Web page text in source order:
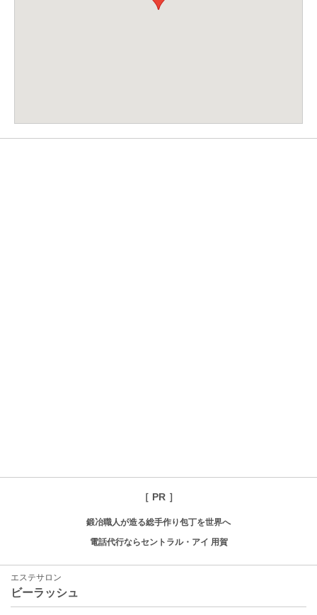
［ PR ］
鍛冶職人が造る総手作り包丁を世界へ
電話代行ならセントラル・アイ 用賀
エステサロン
ビーラッシュ